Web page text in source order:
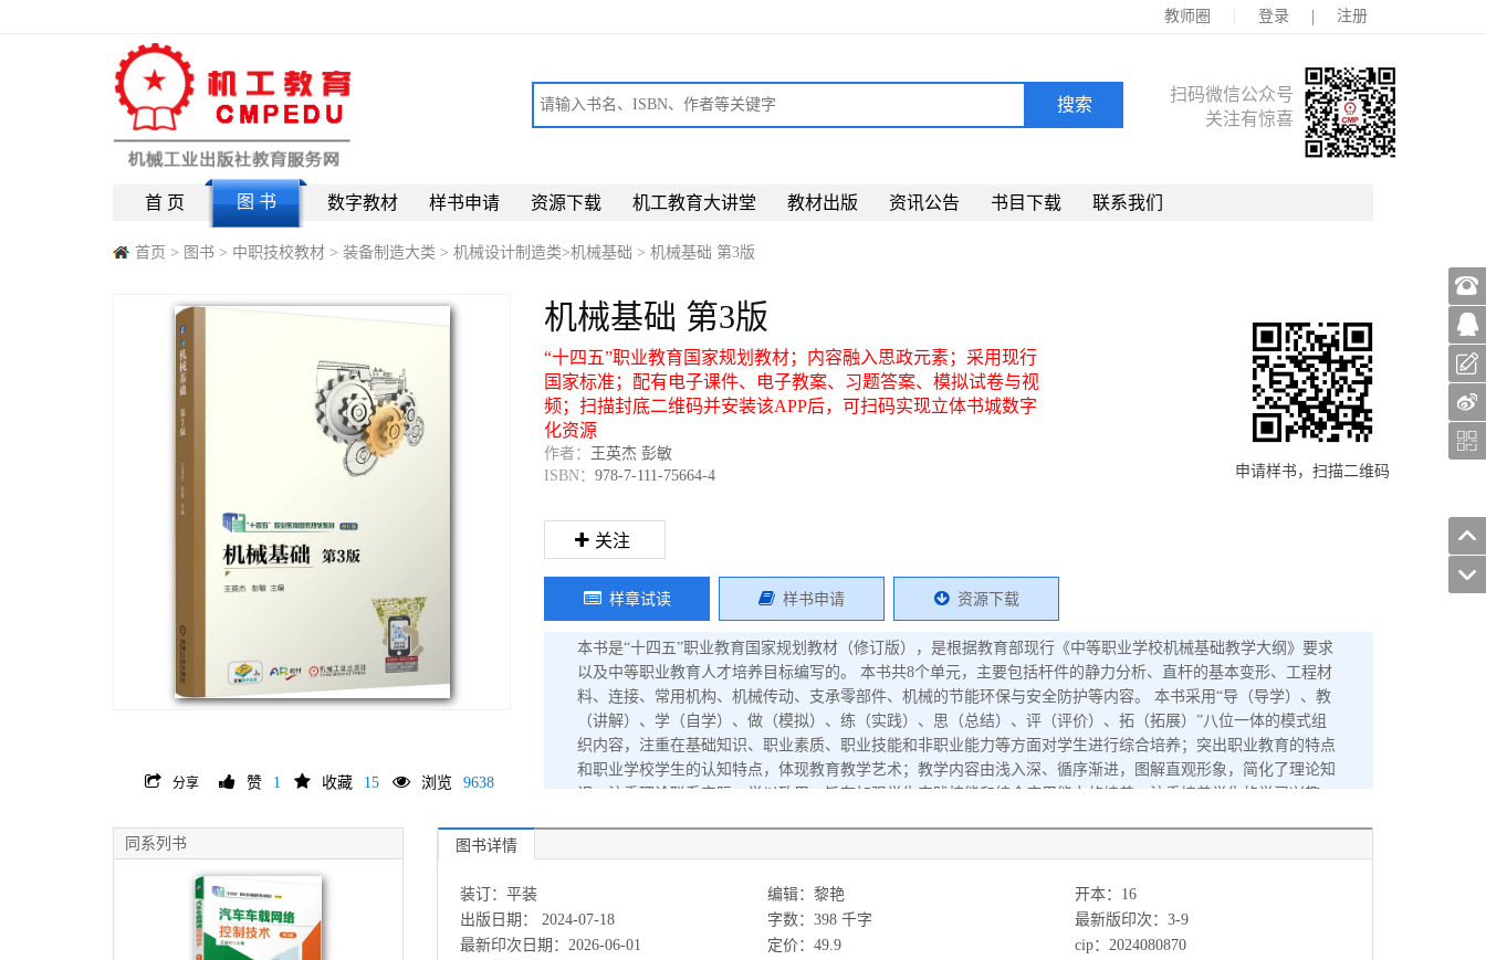
首 页 图 书 数字教材 样书申请 资源下载 机工教育大讲堂 教材出版 资讯公告 书目下载 联系我们
教师圈 | 登录 | 注册
扫码微信公众号
关注有惊喜
首页 > 图书 > 中职技校教材 > 装备制造大类 > 机械设计制造类>机械基础 > 机械基础 第3版
分享 赞 1 收藏 15 浏览 9638
机械基础 第3版
“十四五”职业教育国家规划教材；内容融入思政元素；采用现行
国家标准；配有电子课件、电子教案、习题答案、模拟试卷与视
频；扫描封底二维码并安装该APP后，可扫码实现立体书城数字
化资源
作者：
王英杰 彭敏
ISBN： 978-7-111-75664-4
关注
样章试读 样书申请 资源下载
申请样书，扫描二维码
本书是“十四五”职业教育国家规划教材（修订版），是根据教育部现行《中等职业学校机械基础教学大纲》要求
以及中等职业教育人才培养目标编写的。 本书共8个单元，主要包括杆件的静力分析、直杆的基本变形、工程材
料、连接、常用机构、机械传动、支承零部件、机械的节能环保与安全防护等内容。 本书采用“导（导学）、教
（讲解）、学（自学）、做（模拟）、练（实践）、思（总结）、评（评价）、拓（拓展）”八位一体的模式组
织内容，注重在基础知识、职业素质、职业技能和非职业能力等方面对学生进行综合培养；突出职业教育的特点
和职业学校学生的认知特点，体现教育教学艺术；教学内容由浅入深、循序渐进，图解直观形象，简化了理论知
识，注重理论联系实际，学以致用，旨在加强学生实践技能和综合应用能力的培养；注重培养学生的学习兴趣、
装该APP后，进行扫码呈现。 为便于教学，本书配套有电子课件、电子教案、实训任务书、习题答案、若干套模
拟试卷与标准答案以及视频等教学资源，选用本书作为授课教材的教师可登录www.cmpedu.com注册后免费下
载。 本书可作为中等职业院校机械加工技术专业及其他机械类专业课程教材，还可作为职业培训教材。
同系列书 图书详情
装订：平装 编辑：黎艳
开本：16
出版日期： 2024-07-18
字数：398 千字
最新版印次：3-9
最新印次日期：2026-06-01
定价：49.9
cip：2024080870